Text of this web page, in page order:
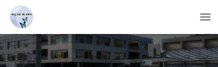
O
G
L